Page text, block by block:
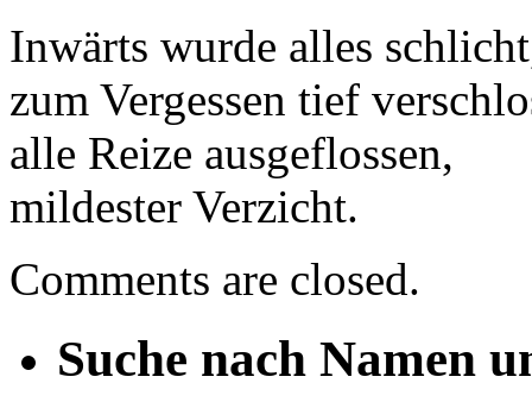
Inwärts wurde alles
zum Vergessen tief
alle Reize ausgeflossen,
mildester Verzicht.
Comments are closed.
Suche nach Namen